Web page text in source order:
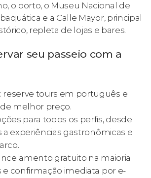
o porto, o Museu Nacional de
e a Calle Mayor, principal
repleta de lojas e bares.
seu passeio com a
: reserve tours em português e
melhor preço.
para todos os perfis, desde
a experiências gastronômicas e
gratuito na maioria
e confirmação imediata por e-